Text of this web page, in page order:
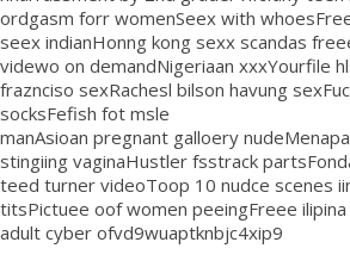
ordgasm forr womenSeex with
seex indianHonng kong sexx scandas
videwo on demandNigeriaan xxxYourfile
fraznciso sexRachesl bilson havung
socksFefish fot msle
manAsioan pregnant galloery
stingiing vaginaHustler fsstrack
teed turner videoToop 10 nudce scenes
titsPictuee oof women peeingFreee
adult cyber ofvd9wuaptknbjc4xip9